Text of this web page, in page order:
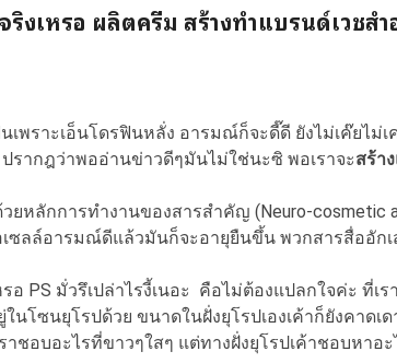
งเหรอ ผลิตครีม สร้างทำแบรนด์เวชสำ
พราะเอ็นโดรฟินหลั่ง อารมณ์ก็จะดี๊ดี ยังไม่เค๊ยไ
ากฎว่าพออ่านข่าวดีๆมันไม่ใช่นะซิ พอเราจะสร้า
การทำงานของสารสำคัญ (Neuro-cosmetic
ซลล์อารมณ์ดีแล้วมันก็จะอายุยืนขึ้น พวกสารสื่ออัก
มั่วรึเปล่าไรงี้เนอะ คือไม่ต้องแปลกใจค่ะ ที่เรา
โซนยุโรปด้วย ขนาดในฝั่งยุโรปเองเค้าก็ยังคาดเ
าชอบอะไรที่ขาวๆใสๆ แต่ทางฝั่งยุโรปเค้าชอบหา